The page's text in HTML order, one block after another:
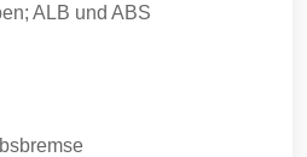
ALB und ABS